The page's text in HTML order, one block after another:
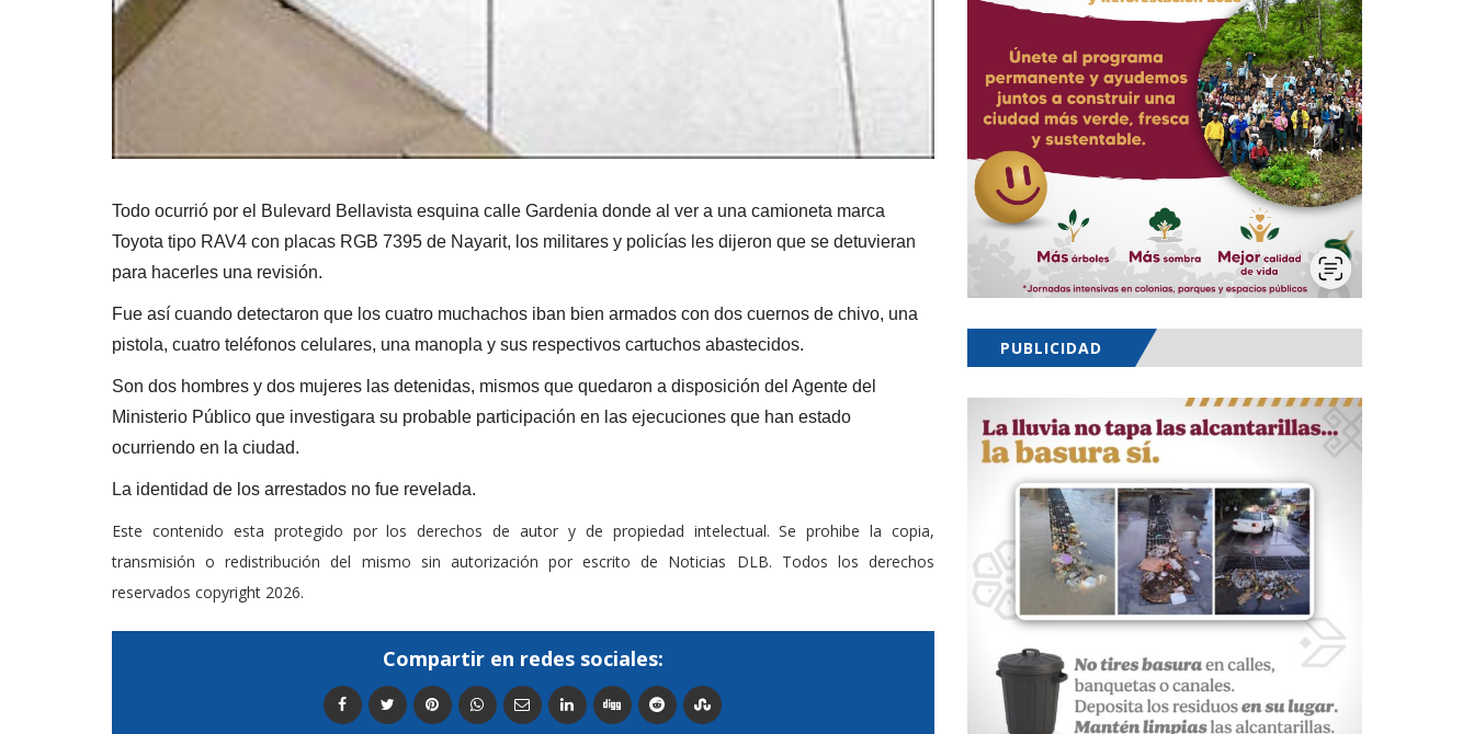
Todo ocurrió por el Bulevard Bellavista esquina calle Gardenia donde al ver a una camioneta marca
Toyota tipo RAV4 con placas RGB 7395 de Nayarit, los militares y policías les dijeron que se detuvieran
para hacerles una revisión.
Fue así cuando detectaron que los cuatro muchachos iban bien armados con dos cuernos de chivo, una
pistola, cuatro teléfonos celulares, una manopla y sus respectivos cartuchos abastecidos.
Son dos hombres y dos mujeres las detenidas, mismos que quedaron a disposición del Agente del
Ministerio Público que investigara su probable participación en las ejecuciones que han estado
ocurriendo en la ciudad.
La identidad de los arrestados no fue revelada.
Este contenido esta protegido por los derechos de autor y de propiedad intelectual. Se prohibe la copia,
transmisión o redistribución del mismo sin autorización por escrito de Noticias DLB. Todos los derechos
reservados copyright 2026.
Compartir en redes sociales:
PUBLICIDAD